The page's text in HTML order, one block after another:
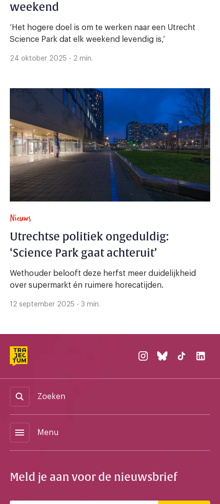
weekend
‘Het hogere doel is om te werken naar een Utrecht
Science Park dat elk weekend levendig is,’
24 oktober 2025 - 2 min.
Nieuws
Utrechtse politiek ongeduldig:
‘Science Park gaat achteruit’
Wethouder belooft deze herfst meer duidelijkheid
over supermarkt én ruimere horecatijden.
12 september 2025 - 3 min.
Zoeken
menu Menu
Meld je aan voor de nieuwsbrief